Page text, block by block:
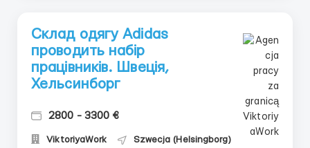
Склад одягу Adidas
проводить набір
працівників. Швеція,
Хельсинборг
2800 - 3300 €
ViktoriyaWork Szwecja (Helsingborg)